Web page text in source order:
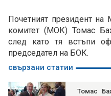
Почетният президент
комитет (МОК) Томас
след като тя встъпи
председател на БОК.
свързани статии
Томас